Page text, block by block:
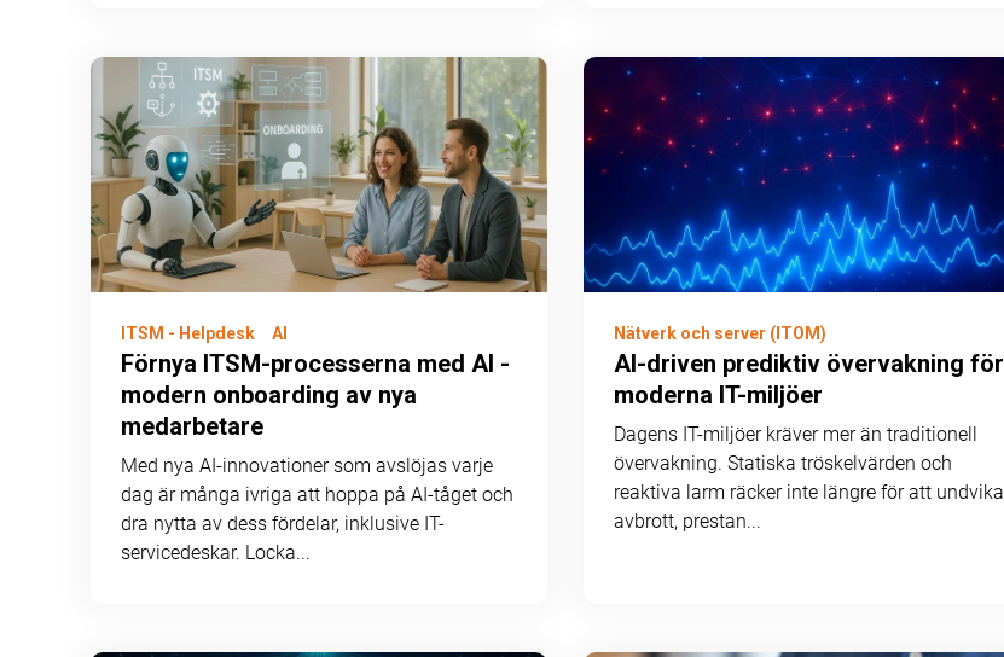
ITSM - Helpdesk AI
Förnya ITSM-processerna med AI -
modern onboarding av nya
medarbetare
Med nya AI-innovationer som avslöjas varje
dag är många ivriga att hoppa på AI-tåget och
dra nytta av dess fördelar, inklusive IT-
servicedeskar. Locka...
Nätverk och server (ITOM)
AI-driven prediktiv övervakning för
moderna IT-miljöer
Dagens IT-miljöer kräver mer än traditionell
övervakning. Statiska tröskelvärden och
reaktiva larm räcker inte längre för att undvika
avbrott, prestan...